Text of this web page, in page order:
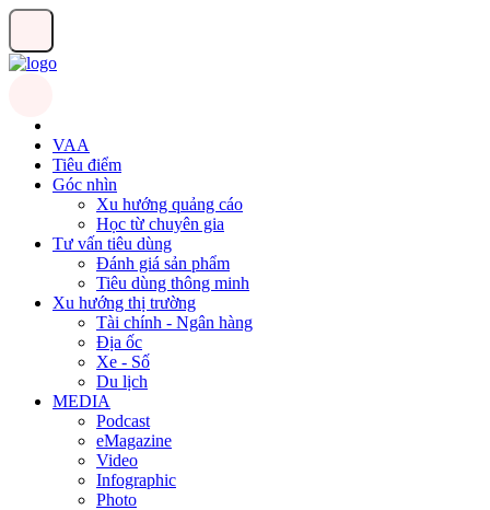
VAA
Tiêu điểm
Góc nhìn
Xu hướng quảng cáo
Học từ chuyên gia
Tư vấn tiêu dùng
Đánh giá sản phẩm
Tiêu dùng thông minh
Xu hướng thị trường
Tài chính - Ngân hàng
Địa ốc
Xe - Số
Du lịch
MEDIA
Podcast
eMagazine
Video
Infographic
Photo